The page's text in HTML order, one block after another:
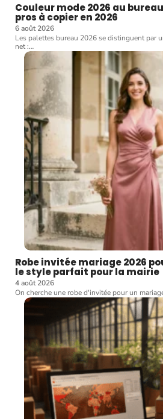
Couleur mode 2026 au
pros à copier en 2026
6 août 2026
Les palettes bureau 2026 se distinguent par
net :…
Robe invitée mariage 2026
le style parfait pour la mairie
4 août 2026
On cherche une robe d'invitée pour un